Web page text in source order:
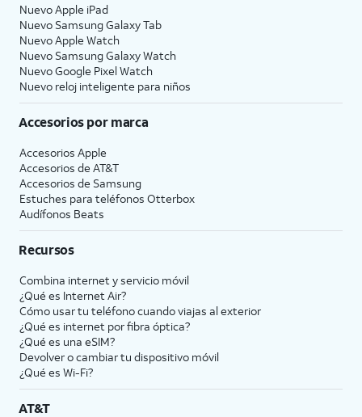
Nuevo Apple iPad
Nuevo Samsung Galaxy Tab
Nuevo Apple Watch
Nuevo Samsung Galaxy Watch
Nuevo Google Pixel Watch
Nuevo reloj inteligente para niños
Accesorios por marca
Accesorios Apple
Accesorios de AT&T
Accesorios de Samsung
Estuches para teléfonos Otterbox
Audífonos Beats
Recursos
Combina internet y servicio móvil
¿Qué es Internet Air?
Cómo usar tu teléfono cuando viajas al exterior
¿Qué es internet por fibra óptica?
¿Qué es una eSIM?
Devolver o cambiar tu dispositivo móvil
¿Qué es Wi-Fi?
AT&T